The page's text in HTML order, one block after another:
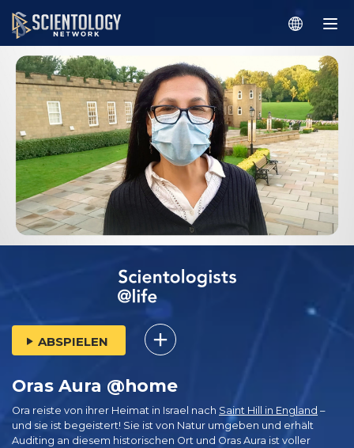
ABSPIELEN
Oras Aura @home
Ora reiste von ihrer Heimat in Israel nach Saint Hill in England –
und sie ist begeistert! Sie ist von Natur umgeben und erhält
Auditing an diesem historischen Ort und Oras Aura ist voller